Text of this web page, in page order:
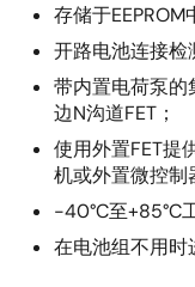
存储于
开路电池连接检
带内置电荷泵的
边N沟道FET；
使用外置FET提
机或外置微控制
-40°C至+85°C
在电池组不用时